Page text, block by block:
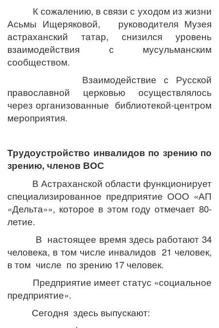
К сожалению, в связи с уходом из жизни
Асьмы Ищеряковой, руководителя Музея
астраханский татар, снизился уровень
взаимодействия с мусульманским
сообществом.
Взаимодействие с Русской
православной церковью осуществлялось
через организованные библиотекой-центром
мероприятия.
Трудоустройство инвалидов по зрению по
зрению, членов ВОС
В Астраханской области функционирует
специализированное предприятие ООО «АП
«Дельта»», которое в этом году отмечает 80-
летие.
В настоящее время здесь работают 34
человека, в том числе инвалидов 21 человек,
в том числе по зрению 17 человек.
Предприятие имеет статус «социальное
предприятие».
Сегодня здесь выпускают: